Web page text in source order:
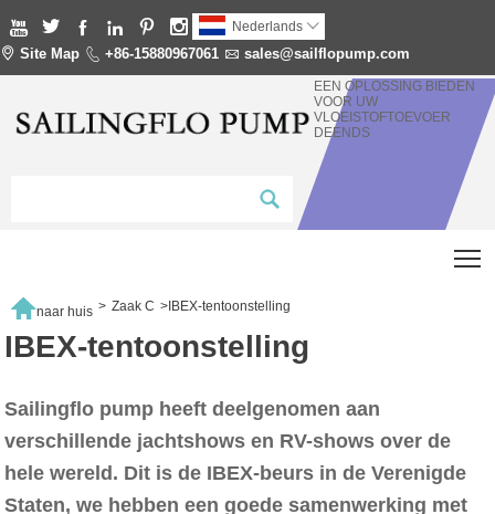
      Nederlands 
 Site Map  +86-15880967061  sales@sailflopump.com
EEN OPLOSSING BIEDEN
VOOR UW
VLOEISTOFTOEVOER
DEENDS
naar huis > Zaak C >IBEX-tentoonstelling
IBEX-tentoonstelling
Sailingflo pump heeft deelgenomen aan
verschillende jachtshows en RV-shows over de
hele wereld. Dit is de IBEX-beurs in de Verenigde
Staten, we hebben een goede samenwerking met